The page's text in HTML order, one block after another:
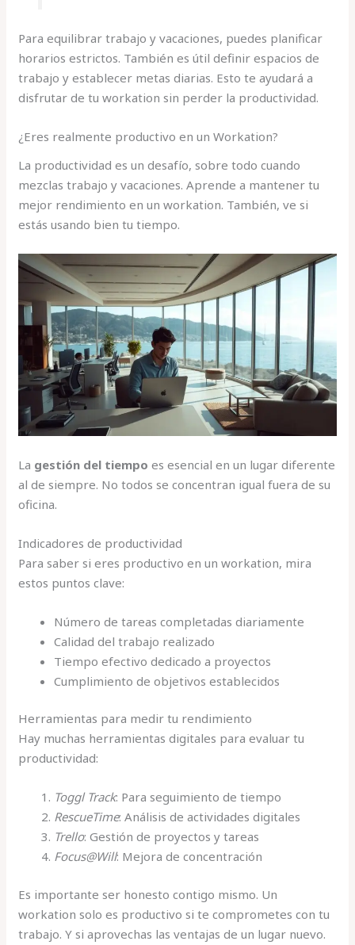
Para equilibrar trabajo y vacaciones, puedes planificar
horarios estrictos. También es útil definir espacios de
trabajo y establecer metas diarias. Esto te ayudará a
disfrutar de tu workation sin perder la productividad.
¿Eres realmente productivo en un Workation?
La productividad es un desafío, sobre todo cuando
mezclas trabajo y vacaciones. Aprende a mantener tu
mejor rendimiento en un workation. También, ve si
estás usando bien tu tiempo.
La gestión del tiempo es esencial en un lugar diferente
al de siempre. No todos se concentran igual fuera de su
oficina.
Indicadores de productividad
Para saber si eres productivo en un workation, mira
estos puntos clave:
Número de tareas completadas diariamente
Calidad del trabajo realizado
Tiempo efectivo dedicado a proyectos
Cumplimiento de objetivos establecidos
Herramientas para medir tu rendimiento
Hay muchas herramientas digitales para evaluar tu
productividad:
Toggl Track: Para seguimiento de tiempo
RescueTime: Análisis de actividades digitales
Trello: Gestión de proyectos y tareas
Focus@Will: Mejora de concentración
Es importante ser honesto contigo mismo. Un
workation solo es productivo si te comprometes con tu
trabajo. Y si aprovechas las ventajas de un lugar nuevo.